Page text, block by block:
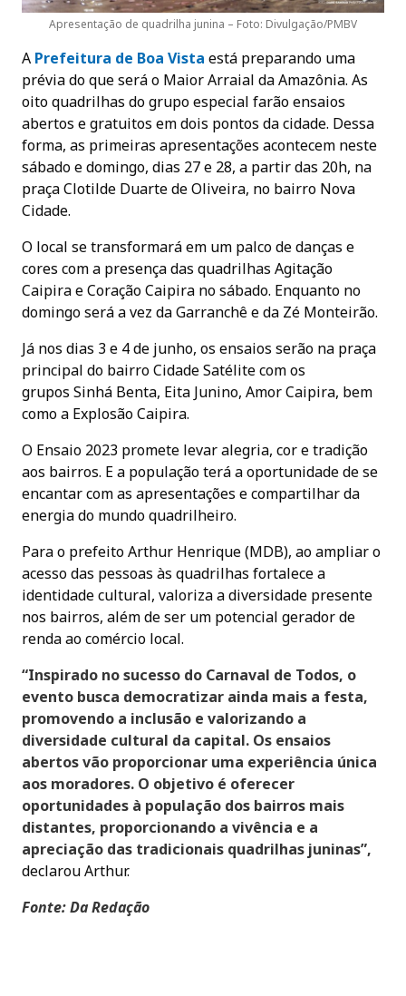
Apresentação de quadrilha junina – Foto: Divulgação/PMBV
A Prefeitura de Boa Vista está preparando uma
prévia do que será o Maior Arraial da Amazônia. As
oito quadrilhas do grupo especial farão ensaios
abertos e gratuitos em dois pontos da cidade. Dessa
forma, as primeiras apresentações acontecem neste
sábado e domingo, dias 27 e 28, a partir das 20h, na
praça Clotilde Duarte de Oliveira, no bairro Nova
Cidade.
O local se transformará em um palco de danças e
cores com a presença das quadrilhas Agitação
Caipira e Coração Caipira no sábado. Enquanto no
domingo será a vez da Garranchê e da Zé Monteirão.
Já nos dias 3 e 4 de junho, os ensaios serão na praça
principal do bairro Cidade Satélite com os
grupos Sinhá Benta, Eita Junino, Amor Caipira, bem
como a Explosão Caipira.
O Ensaio 2023 promete levar alegria, cor e tradição
aos bairros. E a população terá a oportunidade de se
encantar com as apresentações e compartilhar da
energia do mundo quadrilheiro.
Para o prefeito Arthur Henrique (MDB), ao ampliar o
acesso das pessoas às quadrilhas fortalece a
identidade cultural, valoriza a diversidade presente
nos bairros, além de ser um potencial gerador de
renda ao comércio local.
“Inspirado no sucesso do Carnaval de Todos, o
evento busca democratizar ainda mais a festa,
promovendo a inclusão e valorizando a
diversidade cultural da capital. Os ensaios
abertos vão proporcionar uma experiência única
aos moradores. O objetivo é oferecer
oportunidades à população dos bairros mais
distantes, proporcionando a vivência e a
apreciação das tradicionais quadrilhas juninas”,
declarou Arthur.
Fonte: Da Redação